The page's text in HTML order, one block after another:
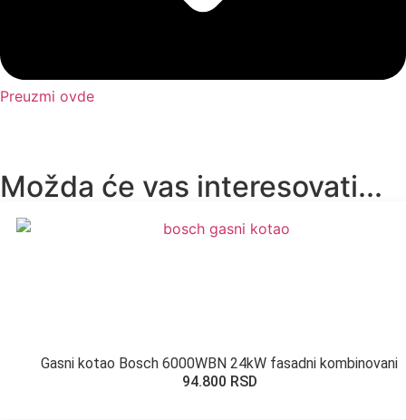
Preuzmi ovde
Možda će vas interesovati...
Gasni kotao Bosch 6000WBN 24kW fasadni kombinovani
94.800 RSD